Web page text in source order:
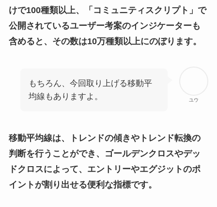
けで100種類以上、「コミュニティスクリプト」で
公開されているユーザー考案のインジケーターも
含めると、その数は10万種類以上にのぼります。
ユウ
もちろん、今回取り上げる移動平
均線もありますよ。
移動平均線は、トレンドの傾きやトレンド転換の
判断を行うことができ、ゴールデンクロスやデッ
ドクロスによって、エントリーやエグジットのポ
イントが割り出せる便利な指標です。